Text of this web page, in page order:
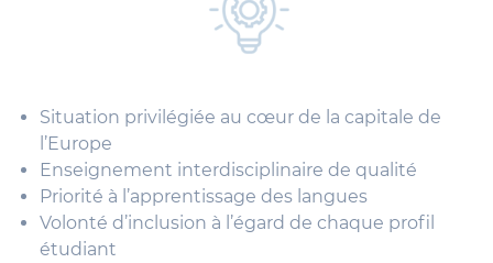
Situation privilégiée au cœur de la capitale de
l’Europe
Enseignement interdisciplinaire de qualité
Priorité à l’apprentissage des langues
Volonté d’inclusion à l’égard de chaque profil
étudiant